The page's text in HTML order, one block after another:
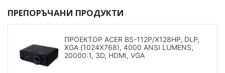
ПРЕПОРЪЧАНИ ПРОДУКТИ
ПРОЕКТОР ACER BS-112P/X128HP, DLP,
XGA (1024X768), 4000 ANSI LUMENS,
20000:1, 3D, HDMI, VGA